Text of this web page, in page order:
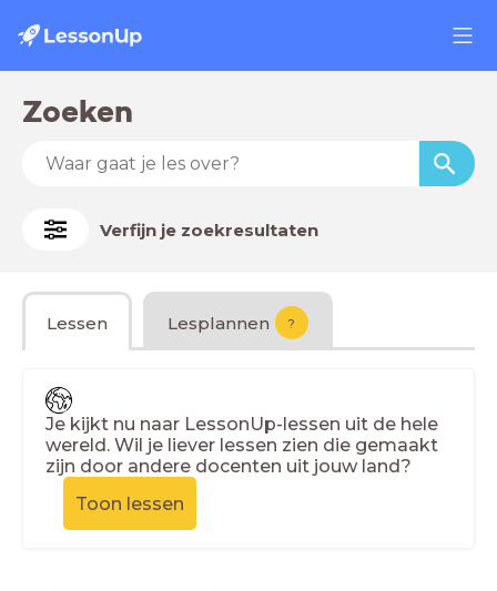
Zoeken
Verfijn je zoekresultaten
Lessen Lesplannen ?
Je kijkt nu naar LessonUp-lessen uit de hele
wereld. Wil je liever lessen zien die gemaakt
zijn door andere docenten uit jouw land?
Toon lessen